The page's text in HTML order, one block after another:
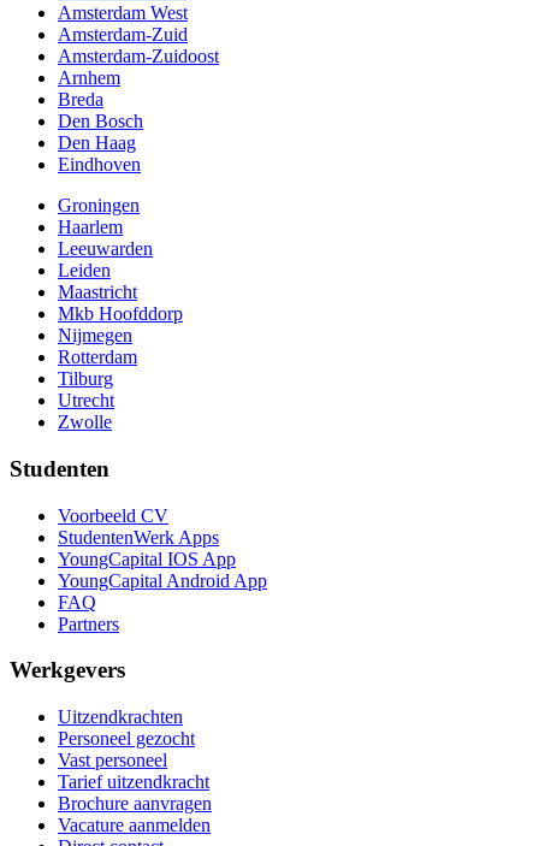
Amsterdam West
Amsterdam-Zuid
Amsterdam-Zuidoost
Arnhem
Breda
Den Bosch
Den Haag
Eindhoven
Groningen
Haarlem
Leeuwarden
Leiden
Maastricht
Mkb Hoofddorp
Nijmegen
Rotterdam
Tilburg
Utrecht
Zwolle
Studenten
Voorbeeld CV
StudentenWerk Apps
YoungCapital IOS App
YoungCapital Android App
FAQ
Partners
Werkgevers
Uitzendkrachten
Personeel gezocht
Vast personeel
Tarief uitzendkracht
Brochure aanvragen
Vacature aanmelden